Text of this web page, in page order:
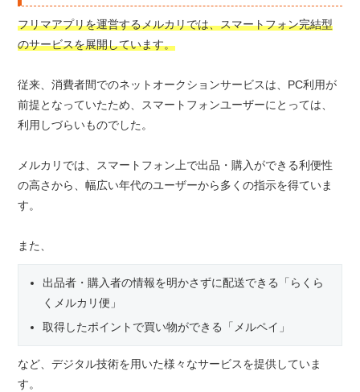
フリマアプリを運営するメルカリでは、スマートフォン完結型
のサービスを展開しています。
従来、消費者間でのネットオークションサービスは、PC利用が
前提となっていたため、スマートフォンユーザーにとっては、
利用しづらいものでした。
メルカリでは、スマートフォン上で出品・購入ができる利便性
の高さから、幅広い年代のユーザーから多くの指示を得ていま
す。
また、
出品者・購入者の情報を明かさずに配送できる「らくら
くメルカリ便」
取得したポイントで買い物ができる「メルペイ」
など、デジタル技術を用いた様々なサービスを提供していま
す。